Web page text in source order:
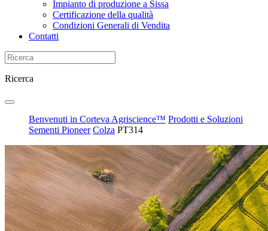
Impianto di produzione a Sissa
Certificazione della qualità
Condizioni Generali di Vendita
Contatti
Ricerca
Benvenuti in Corteva Agriscience™ Prodotti e Soluzioni
Sementi Pioneer Colza PT314